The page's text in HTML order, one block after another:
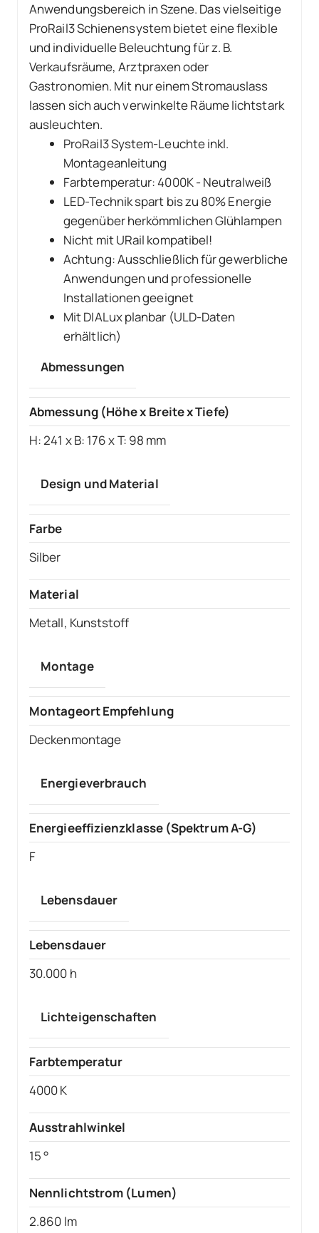
Anwendungsbereich in Szene. Das vielseitige
ProRail3 Schienensystem bietet eine flexible
und individuelle Beleuchtung für z. B.
Verkaufsräume, Arztpraxen oder
Gastronomien. Mit nur einem Stromauslass
lassen sich auch verwinkelte Räume lichtstark
ausleuchten.
ProRail3 System-Leuchte inkl.
Montageanleitung
Farbtemperatur: 4000K - Neutralweiß
LED-Technik spart bis zu 80% Energie
gegenüber herkömmlichen Glühlampen
Nicht mit URail kompatibel!
Achtung: Ausschließlich für gewerbliche
Anwendungen und professionelle
Installationen geeignet
Mit DIALux planbar (ULD-Daten
erhältlich)
Abmessungen
Abmessung (Höhe x Breite x Tiefe)
H: 241 x B: 176 x T: 98 mm
Design und Material
Farbe
Silber
Material
Metall, Kunststoff
Montage
Montageort Empfehlung
Deckenmontage
Energieverbrauch
Energieeffizienzklasse (Spektrum A-G)
F
Lebensdauer
Lebensdauer
30.000 h
Lichteigenschaften
Farbtemperatur
4000 K
Ausstrahlwinkel
15 °
Nennlichtstrom (Lumen)
2.860 lm